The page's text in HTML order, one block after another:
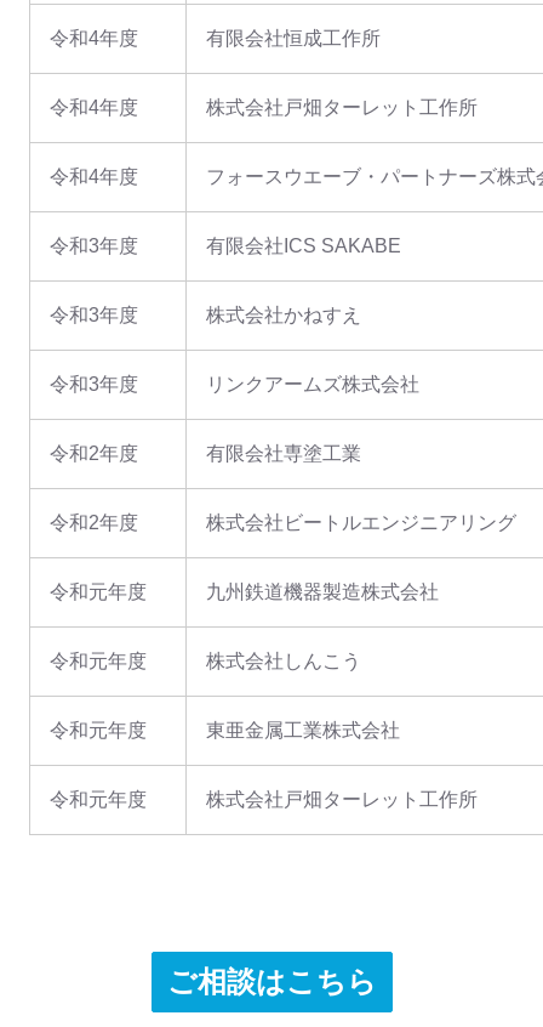
令和4年度 有限会社恒成工作所
令和4年度 株式会社戸畑ターレット工作所
令和4年度 フォースウエーブ・パートナーズ株
令和3年度 有限会社ICS SAKABE
令和3年度 株式会社かねすえ
令和3年度 リンクアームズ株式会社
令和2年度 有限会社専塗工業
令和2年度 株式会社ビートルエンジニアリング
令和元年度 九州鉄道機器製造株式会社
令和元年度 株式会社しんこう
令和元年度 東亜金属工業株式会社
令和元年度 株式会社戸畑ターレット工作所
ご相談はこちら